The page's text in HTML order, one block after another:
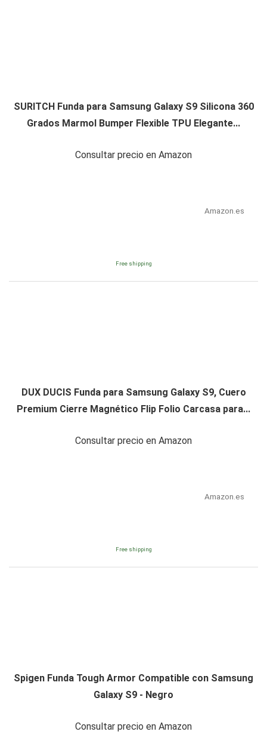
SURITCH Funda para Samsung Galaxy S9 Silicona 360
Grados Marmol Bumper Flexible TPU Elegante...
Consultar precio en Amazon
Amazon.es
Free shipping
DUX DUCIS Funda para Samsung Galaxy S9, Cuero
Premium Cierre Magnético Flip Folio Carcasa para...
Consultar precio en Amazon
Amazon.es
Free shipping
Spigen Funda Tough Armor Compatible con Samsung
Galaxy S9 - Negro
Consultar precio en Amazon